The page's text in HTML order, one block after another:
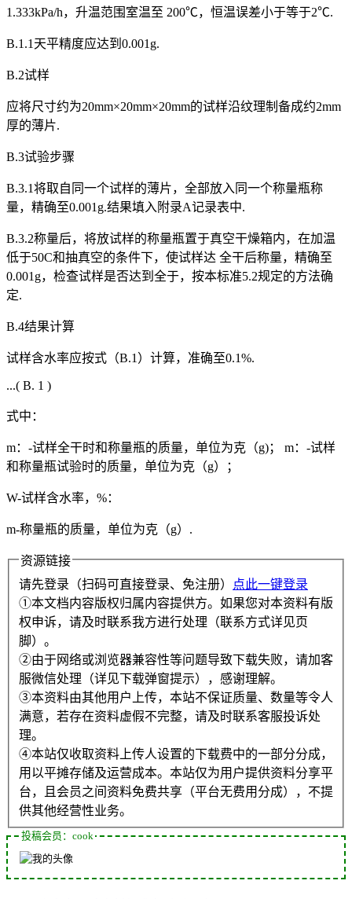
1.333kPa/h，升温范围室温至 200℃，恒温误差小于等于2℃.
B.1.1天平精度应达到0.001g.
B.2试样
应将尺寸约为20mm×20mm×20mm的试样沿纹理制备成约2mm
厚的薄片.
B.3试验步骤
B.3.1将取自同一个试样的薄片，全部放入同一个称量瓶称
量，精确至0.001g.结果填入附录A记录表中.
B.3.2称量后，将放试样的称量瓶置于真空干燥箱内，在加温
低于50C和抽真空的条件下，使试样达 全干后称量，精确至
0.001g，检查试样是否达到全于，按本标准5.2规定的方法确
定.
B.4结果计算
试样含水率应按式（B.1）计算，准确至0.1%.
...( B. 1 )
式中：
m：-试样全干时和称量瓶的质量，单位为克（g)； m：-试样
和称量瓶试验时的质量，单位为克（g）；
W-试样含水率，%：
m-称量瓶的质量，单位为克（g）.
资源链接
请先登录（扫码可直接登录、免注册）
点此一键登录
①本文档内容版权归属内容提供方。如果您对本资料有版
权申诉，请及时联系我方进行处理（联系方式详见页
脚）。
②由于网络或浏览器兼容性等问题导致下载失败，请加客
服微信处理（详见下载弹窗提示），感谢理解。
③本资料由其他用户上传，本站不保证质量、数量等令人
满意，若存在资料虚假不完整，请及时联系客服投诉处
理。
④本站仅收取资料上传人设置的下载费中的一部分分成，
用以平摊存储及运营成本。本站仅为用户提供资料分享平
台，且会员之间资料免费共享（平台无费用分成），不提
供其他经营性业务。
投稿会员：cook